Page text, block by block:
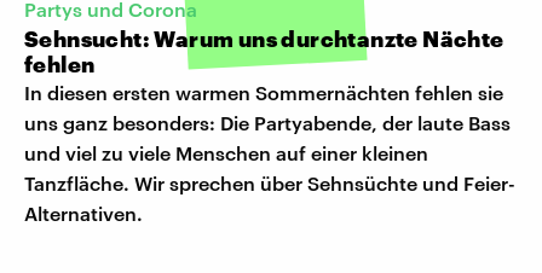
Partys und Corona
Sehnsucht: Warum uns durchtanzte Nächte
fehlen
In diesen ersten warmen Sommernächten fehlen sie
uns ganz besonders: Die Partyabende, der laute Bass
und viel zu viele Menschen auf einer kleinen
Tanzfläche. Wir sprechen über Sehnsüchte und Feier-
Alternativen.